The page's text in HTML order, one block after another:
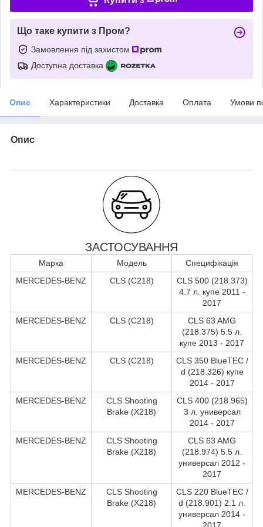
Що таке купити з Пром?
Замовлення під захистом
Доступна доставка
Опис Характеристики Доставка Оплата Умови
Опис
ЗАСТОСУВАННЯ
Марка Модель
Специфікація
MERCEDES-BENZ
CLS (C218)
CLS 500 (218.373)
4.7 л. купе 2011 -
2017
MERCEDES-BENZ
CLS (C218)
CLS 63 AMG
(218.375) 5.5 л.
купе 2013 - 2017
MERCEDES-BENZ
CLS (C218)
CLS 350 BlueTEC /
d (218.326) купе
2014 - 2017
MERCEDES-BENZ
CLS Shooting
Brake (X218)
CLS 400 (218.965)
3 л. универсал
2014 - 2017
MERCEDES-BENZ
CLS Shooting
Brake (X218)
CLS 63 AMG
(218.974) 5.5 л.
универсал 2012 -
2017
MERCEDES-BENZ
CLS Shooting
Brake (X218)
CLS 220 BlueTEC /
d (218.901) 2.1 л.
универсал 2014 -
2017